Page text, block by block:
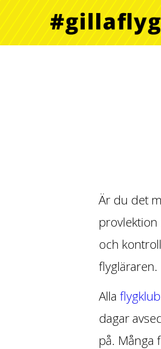
Är du det
och
flygläraren.
Alla
dagar
på. Många